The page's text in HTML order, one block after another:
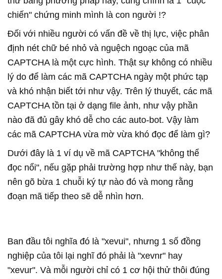
chiến" chứng minh mình là con người !?
Đối với nhiều người có vấn đề về thị lực, việc phân
định nét chữ bé nhỏ và nguệch ngoạc của mã
CAPTCHA là một cực hình. Thật sự không có nhiều
lý do để làm các mã CAPTCHA ngày một phức tạp
và khó nhận biết tới như vậy. Trên lý thuyết, các mã
CAPTCHA tồn tại ở dạng file ảnh, như vậy phần
nào đã đủ gây khó dễ cho các auto-bot. Vậy làm
các mã CAPTCHA vừa mờ vừa khó đọc để làm gì?
Dưới đây là 1 ví dụ về mã CAPTCHA "không thể
đọc nổi", nếu gặp phải trường hợp như thế này, bạn
nên gõ bừa 1 chuỗi ký tự nào đó và mong rằng
đoạn mã tiếp theo sẽ dễ nhìn hơn.
Ban đầu tôi nghĩa đó là "xevui", nhưng 1 số đồng
nghiệp của tôi lại nghĩ đó phải là "xevnr" hay
"xevur". Và mỗi người chỉ có 1 cơ hội thử thôi đúng